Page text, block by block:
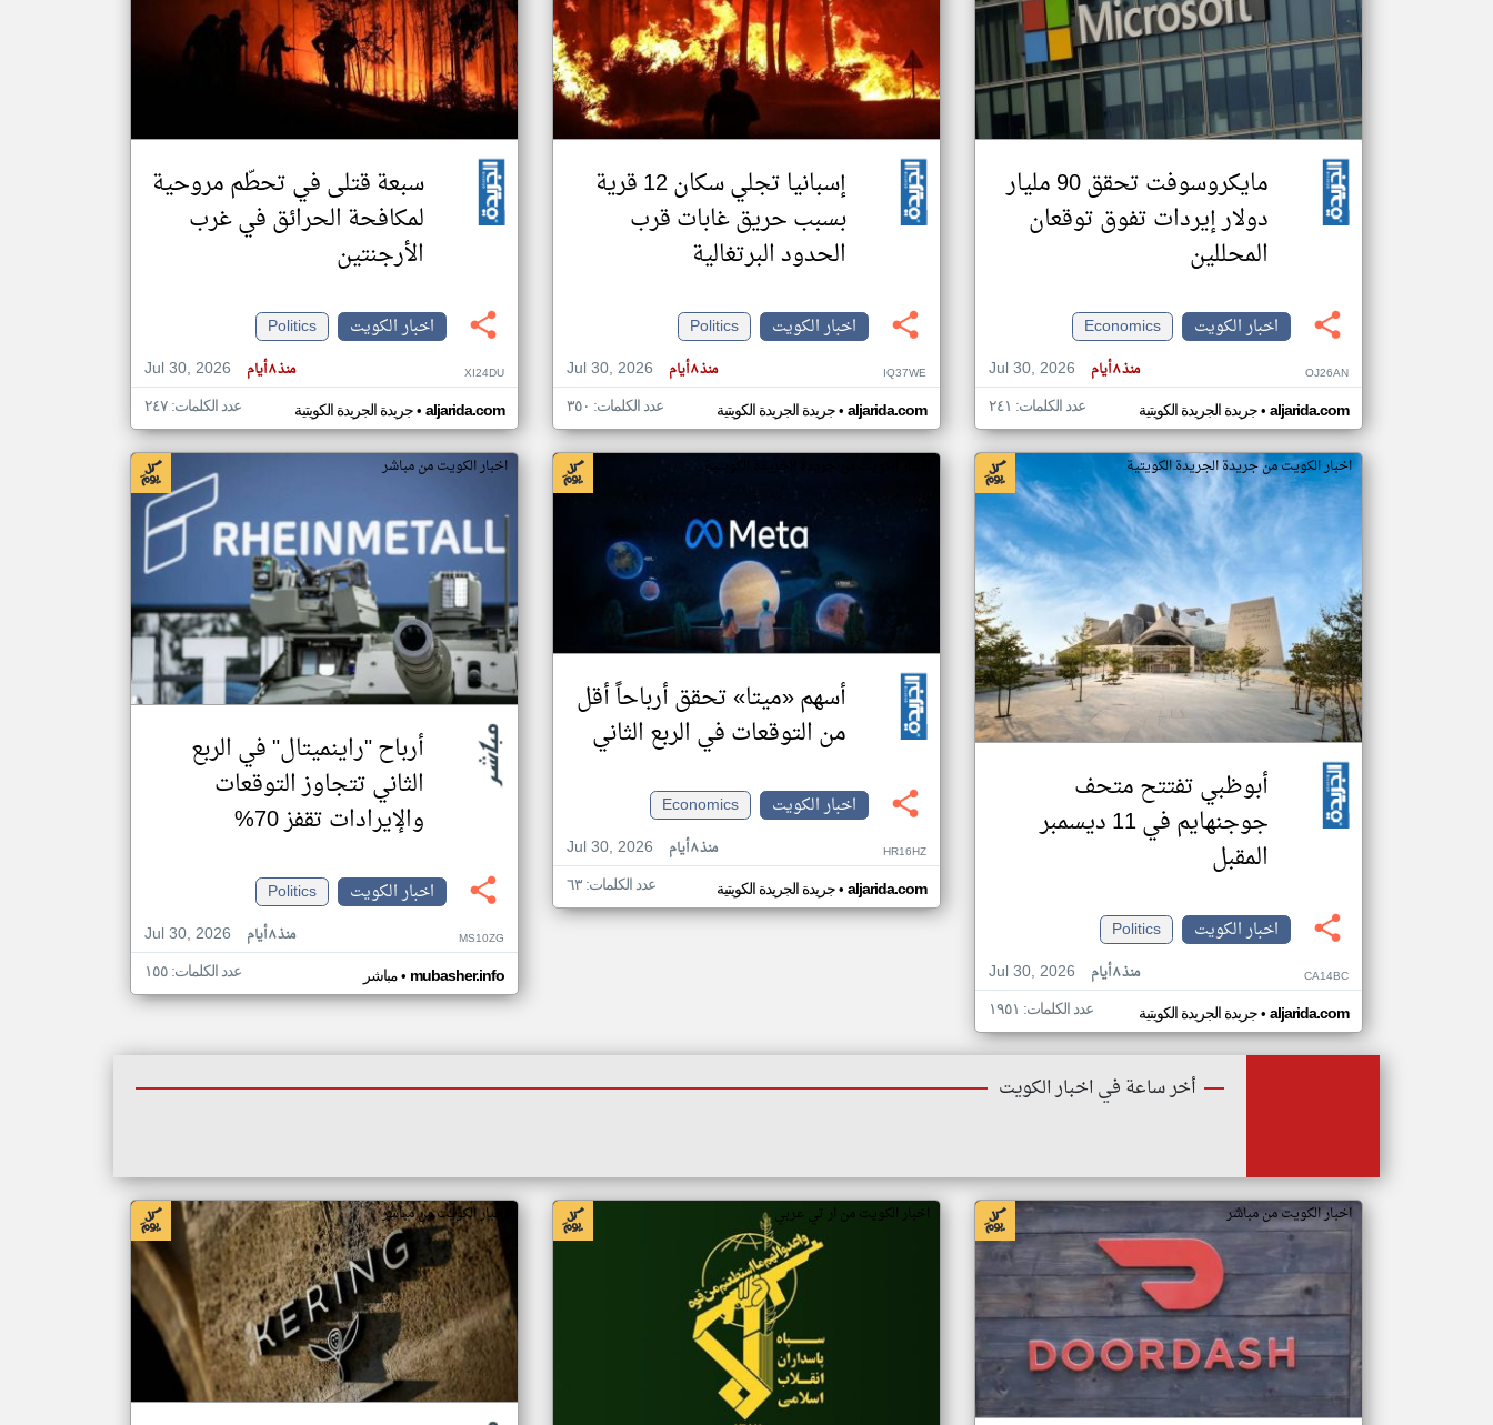
اخبار الكويت على مدار الساعة
أهم اخبار الكويت العاجلة والمباشرة
مايكروسوفت تحقق 90 مليار
دولار إيردات تفوق توقعان
المحللين
اخبار الكويت
Economics
Jul 30, 2026
منذ ٨ أيام OJ26AN
جريدة الجريدة الكويتية• aljarida.com عدد الكلمات: ٢٤١
إسبانيا تجلي سكان 12 قرية
بسبب حريق غابات قرب
الحدود البرتغالية
اخبار الكويت
Politics
Jul 30, 2026
منذ ٨ أيام IQ37WE
جريدة الجريدة الكويتية• aljarida.com عدد الكلمات: ٣٥٠
سبعة قتلى في تحطّم مروحية
لمكافحة الحرائق في غرب
الأرجنتين
اخبار الكويت
Politics
Jul 30, 2026
منذ ٨ أيام XI24DU
جريدة الجريدة الكويتية• aljarida.com عدد الكلمات: ٢٤٧
اخبار الكويت من جريدة الجريدة الكويتية
أبوظبي تفتتح متحف
جوجنهايم في 11 ديسمبر
المقبل
اخبار الكويت
Politics
Jul 30, 2026
منذ ٨ أيام CA14BC
جريدة الجريدة الكويتية• aljarida.com عدد الكلمات: ١٩٥١
اخبار الكويت من جريدة الجريدة الكويتية
أسهم «ميتا» تحقق أرباحاً أقل
من التوقعات في الربع الثاني
اخبار الكويت
Economics
Jul 30, 2026
منذ ٨ أيام HR16HZ
جريدة الجريدة الكويتية• aljarida.com عدد الكلمات: ٦٣
اخبار الكويت من مباشر
أرباح "راينميتال" في الربع
الثاني تتجاوز التوقعات
والإيرادات تقفز 70%
اخبار الكويت
Politics
Jul 30, 2026
منذ ٨ أيام MS10ZG
مباشر• mubasher.info عدد الكلمات: ١٥٥
أخر ساعة في اخبار الكويت
اخبار الكويت من مباشر اخبار الكويت من ار تي عربي اخبار الكويت من مباشر